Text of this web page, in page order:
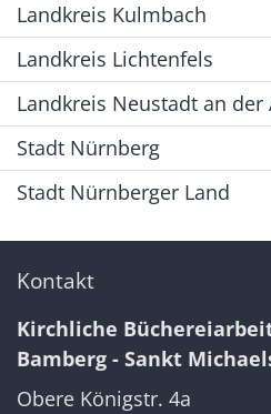
Landkreis Kulmbach
Landkreis Lichtenfels
Landkreis Neustadt an der
Stadt Nürnberg
Stadt Nürnberger Land
Kontakt
Kirchliche
Bamberg - Sankt
Obere Königstr. 4a